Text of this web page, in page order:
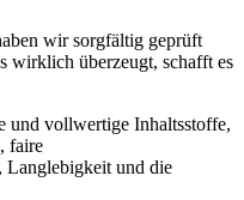
14,0%
wir sorgfältig geprüft
wirklich überzeugt, schafft es
und vollwertige Inhaltsstoffe,
faire
Langlebigkeit und die